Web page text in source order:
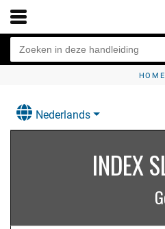
HOME
Nederlands
INDEX